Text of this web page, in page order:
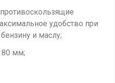
удобство при
и маслу;
мм;